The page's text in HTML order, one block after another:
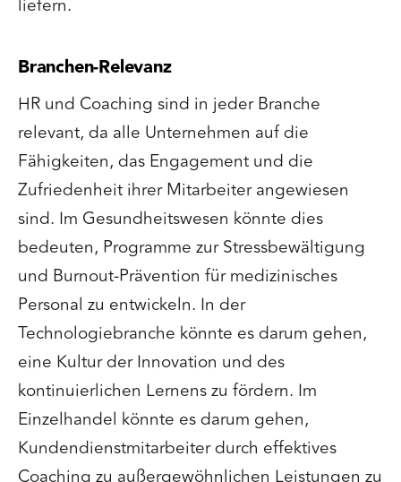
liefern.
Branchen-Relevanz
HR und Coaching sind in jeder Branche
relevant, da alle Unternehmen auf die
Fähigkeiten, das Engagement und die
Zufriedenheit ihrer Mitarbeiter angewiesen
sind. Im Gesundheitswesen könnte dies
bedeuten, Programme zur Stressbewältigung
und Burnout-Prävention für medizinisches
Personal zu entwickeln. In der
Technologiebranche könnte es darum gehen,
eine Kultur der Innovation und des
kontinuierlichen Lernens zu fördern. Im
Einzelhandel könnte es darum gehen,
Kundendienstmitarbeiter durch effektives
Coaching zu außergewöhnlichen Leistungen zu